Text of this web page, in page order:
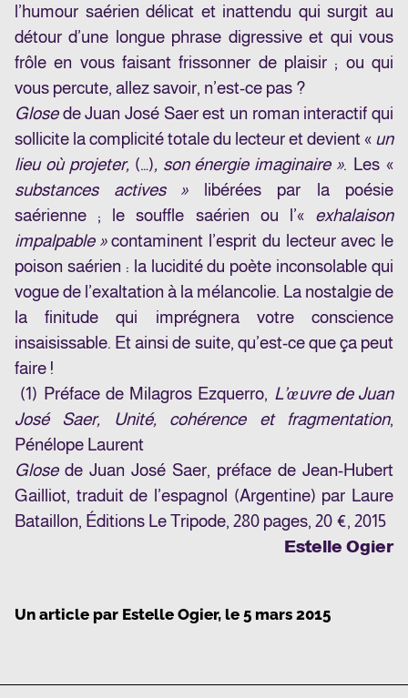
l’humour saérien délicat et inattendu qui surgit au
détour d’une longue phrase digressive et qui vous
frôle en vous faisant frissonner de plaisir ; ou qui
vous percute, allez savoir, n’est-ce pas ?
Glosede Juan José Saer est un roman interactif qui
sollicite la complicité totale du lecteur et devient « un
lieu où projeter, (…), son énergie imaginaire ». Les «
substances actives »libérées par la poésie
saérienne ; le souffle saérien ou l’« exhalaison
impalpable »contaminent l’esprit du lecteur avec le
poison saérien : la lucidité du poète inconsolable qui
vogue de l’exaltation à la mélancolie. La nostalgie de
la finitude qui imprégnera votre conscience
insaisissable. Et ainsi de suite, qu’est-ce que ça peut
faire !
(1) Préface de Milagros Ezquerro, L’œuvre de Juan
José Saer, Unité, cohérence et fragmentation,
Pénélope Laurent
Glosede Juan José Saer, préface de Jean-Hubert
Gailliot, traduit de l’espagnol (Argentine) par Laure
Bataillon, Éditions Le Tripode, 280 pages, 20 €, 2015
Estelle Ogier
Un article par Estelle Ogier, le 5 mars 2015